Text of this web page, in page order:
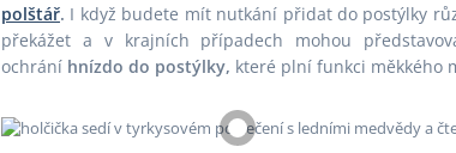
polštář. I když budete mít nutkání přidat do postýlky
překážet a v krajních případech mohou
ochrání hnízdo do postýlky, které plní funkci měkkého